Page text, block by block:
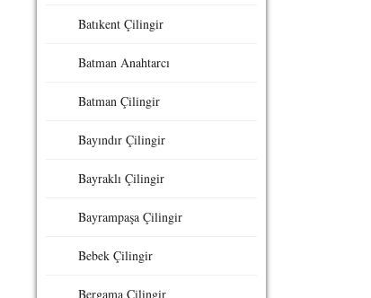
Batıkent Çilingir
Batman Anahtarcı
Batman Çilingir
Bayındır Çilingir
Bayraklı Çilingir
Bayrampaşa Çilingir
Bebek Çilingir
Bergama Çilingir